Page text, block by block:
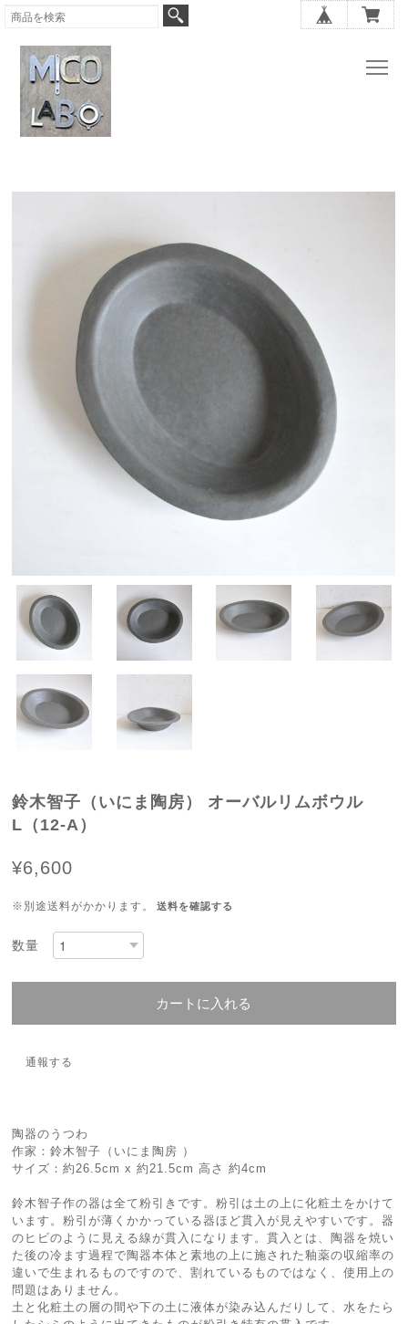
鈴木智子（いにま陶房） オーバルリムボウル
L（12-A）
¥6,600
※別途送料がかかります。 送料を確認する
数量
カートに入れる
通報する
陶器のうつわ
作家：鈴木智子（いにま陶房 ）
サイズ：約26.5cm x 約21.5cm 高さ 約4cm
鈴木智子作の器は全て粉引きです。粉引は土の上に化粧土をかけて
います。粉引が薄くかかっている器ほど貫入が見えやすいです。器
のヒビのように見える線が貫入になります。貫入とは、陶器を焼い
た後の冷ます過程で陶器本体と素地の上に施された釉薬の収縮率の
違いで生まれるものですので、割れているものではなく、使用上の
問題はありません。
土と化粧土の層の間や下の土に液体が染み込んだりして、水をたら